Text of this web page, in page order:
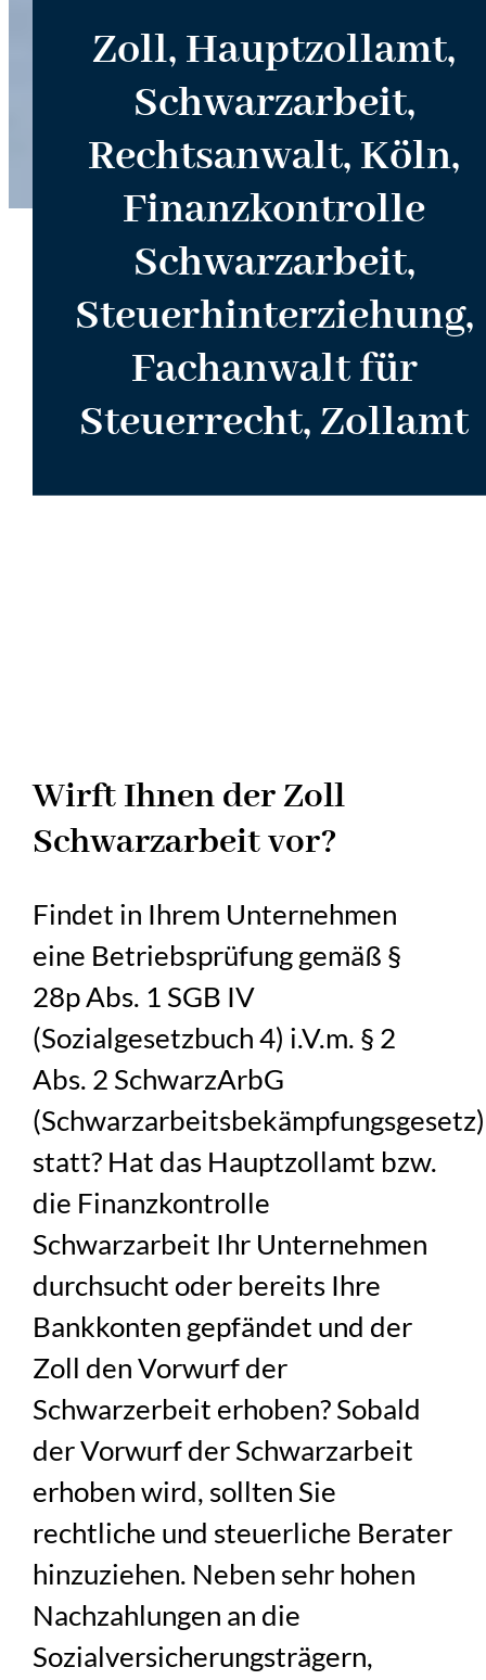
Zoll, Hauptzollamt,
Schwarzarbeit,
Rechtsanwalt, Köln,
Finanzkontrolle
Schwarzarbeit,
Steuerhinterziehung,
Fachanwalt für
Steuerrecht, Zollamt
Wirft Ihnen der Zoll
Schwarzarbeit vor?
Findet in Ihrem Unternehmen
eine Betriebsprüfung gemäß §
28p Abs. 1 SGB IV
(Sozialgesetzbuch 4) i.V.m. § 2
Abs. 2 SchwarzArbG
(Schwarzarbeitsbekämpfungsgesetz)
statt? Hat das Hauptzollamt bzw.
die Finanzkontrolle
Schwarzarbeit Ihr Unternehmen
durchsucht oder bereits Ihre
Bankkonten gepfändet und der
Zoll den Vorwurf der
Schwarzerbeit erhoben? Sobald
der Vorwurf der Schwarzarbeit
erhoben wird, sollten Sie
rechtliche und steuerliche Berater
hinzuziehen. Neben sehr hohen
Nachzahlungen an die
Sozialversicherungsträgern,